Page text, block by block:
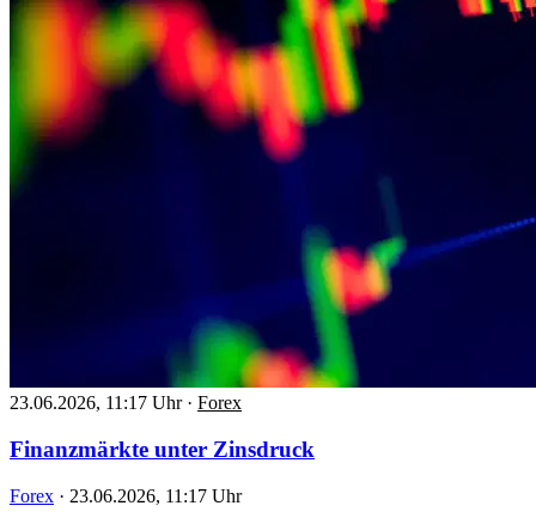
23.06.2026, 11:17 Uhr · Forex
Finanzmärkte unter Zinsdruck
Forex · 23.06.2026, 11:17 Uhr